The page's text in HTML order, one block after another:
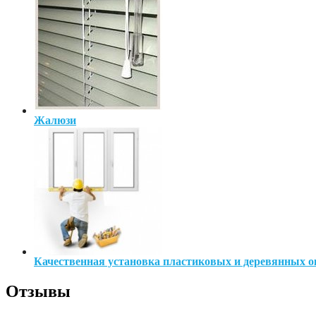
Жалюзи
Качественная установка пластиковых и деревянных
Отзывы